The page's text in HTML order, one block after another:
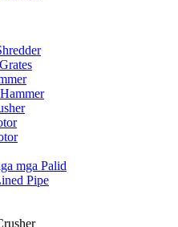
mga Palid
Pipe